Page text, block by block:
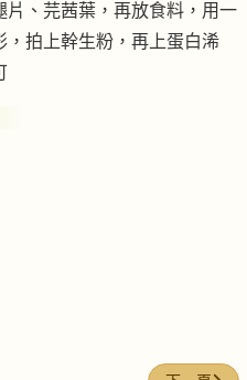
、芫茜葉，再放食料，用一
拍上幹生粉，再上蛋白浠